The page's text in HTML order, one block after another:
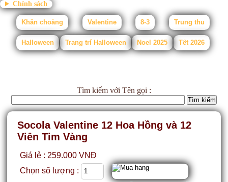
Chính sách
Khăn choàng Valentine 8-3 Trung thu
Halloween Trang trí Halloween Noel 2025 Tết 2026
Tìm kiếm với Tên gọi :
Socola Valentine 12 Hoa Hồng và 12
Viên Tim Vàng
Giá lẻ : 259.000 VNĐ
Chọn số lượng :